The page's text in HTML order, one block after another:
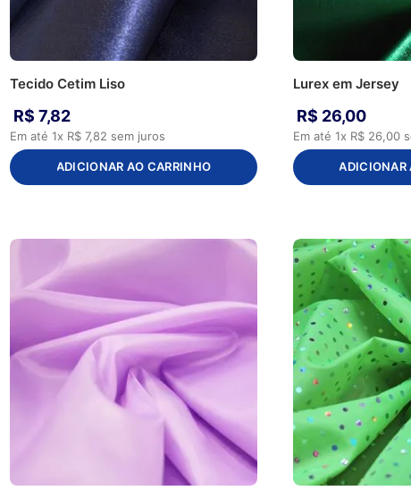
Tecido Cetim Liso
R$ 7,82
Em até1x R$ 7,82 sem juros
ADICIONAR AO CARRINHO
Lurex em Jersey
R$ 26,00
Em até 1x R$ 26,00
ADICIONAR